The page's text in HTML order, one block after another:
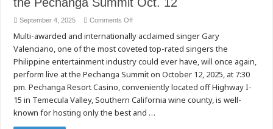
September 4, 2025 Comments Offon
‘Pure
Energy’-
Gary
is
Back!
Live
at
the
Pechanga
Oct.
Multi-awarded and internationally acclaimed singer Gary
Valenciano, one of the most coveted top-rated singers the
Philippine entertainment industry could ever have, will once again,
perform live at the Pechanga Summit on October 12, 2025, at 7:30
pm. Pechanga Resort Casino, conveniently located off Highway I-
15 in Temecula Valley, Southern California wine county, is well-
known for hosting only the best and …